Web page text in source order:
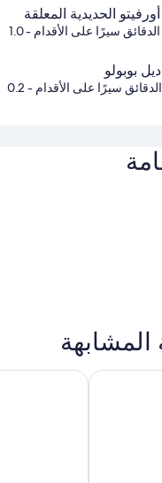
الحديدية المعلقة
- 1.0
بوبولو
- 0.2
المشابهة
هوتل دومو